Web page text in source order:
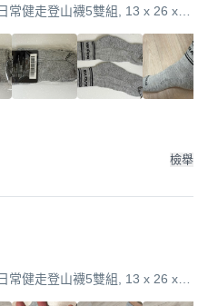
常健走登山襪5雙組, 13 x 26 x
檢舉
常健走登山襪5雙組, 13 x 26 x